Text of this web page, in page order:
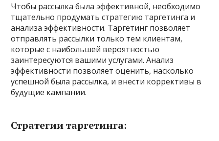
Чтобы рассылка была эффективной, необходимо
тщательно продумать стратегию таргетинга и
анализа эффективности. Таргетинг позволяет
отправлять рассылки только тем клиентам,
которые с наибольшей вероятностью
заинтересуются вашими услугами. Анализ
эффективности позволяет оценить, насколько
успешной была рассылка, и внести коррективы в
будущие кампании.
Стратегии таргетинга: